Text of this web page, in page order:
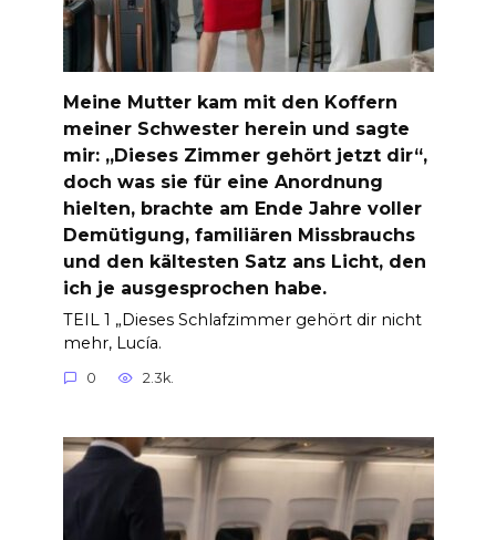
Meine Mutter kam mit den Koffern
meiner Schwester herein und sagte
mir: „Dieses Zimmer gehört jetzt dir“,
doch was sie für eine Anordnung
hielten, brachte am Ende Jahre voller
Demütigung, familiären Missbrauchs
und den kältesten Satz ans Licht, den
ich je ausgesprochen habe.
TEIL 1 „Dieses Schlafzimmer gehört dir nicht
mehr, Lucía.
0 2.3k.